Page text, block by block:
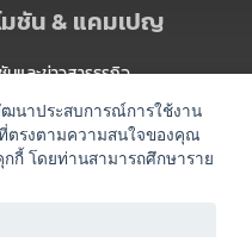
มชัน & แคมเปญ
นและข่าวสารธุรกิจ
จ
ญ
ฒนาประสบการณ์การใช้งาน
ตรงตามความสนใจของคุณ
กี้ โดยท่านสามารถศึกษาราย